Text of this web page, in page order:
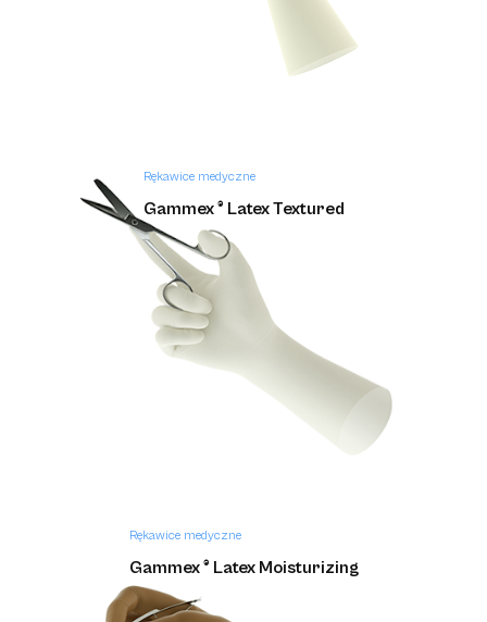
Rękawice medyczne
Gammex ® Latex Textured
Rękawice medyczne
Gammex ® Latex Moisturizing